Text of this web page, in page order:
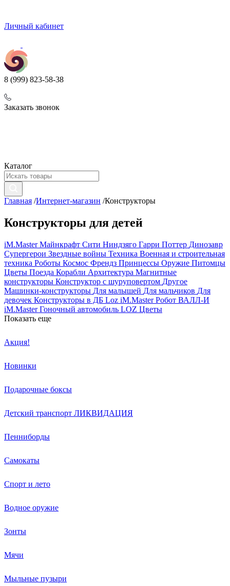
Личный кабинет
8 (999) 823-58-38
Заказать звонок
Каталог
Главная /Интернет-магазин /Конструкторы
Конструкторы для детей
iM.MasterМайнкрафт Сити Ниндзяго Гарри Поттер Динозавр
Супергерои Звездные войны Техника Военная и строительная
техника Роботы Космос Френдз Принцессы Оружие Питомцы
Цветы Поезда Корабли Архитектура Магнитные
конструкторы Конструктор с шуруповертом Другое
Машинки-конструкторы Для малышей Для мальчиков Для
девочек Конструкторы в ДБ Loz iM.Master Робот ВАЛЛ-И
iM.Master Гоночный автомобиль LOZ Цветы
Показать еще
Акция!
Новинки
Подарочные боксы
Детский транспорт ЛИКВИДАЦИЯ
Пенниборды
Самокаты
Спорт и лето
Водное оружие
Зонты
Мячи
Мыльные пузыри